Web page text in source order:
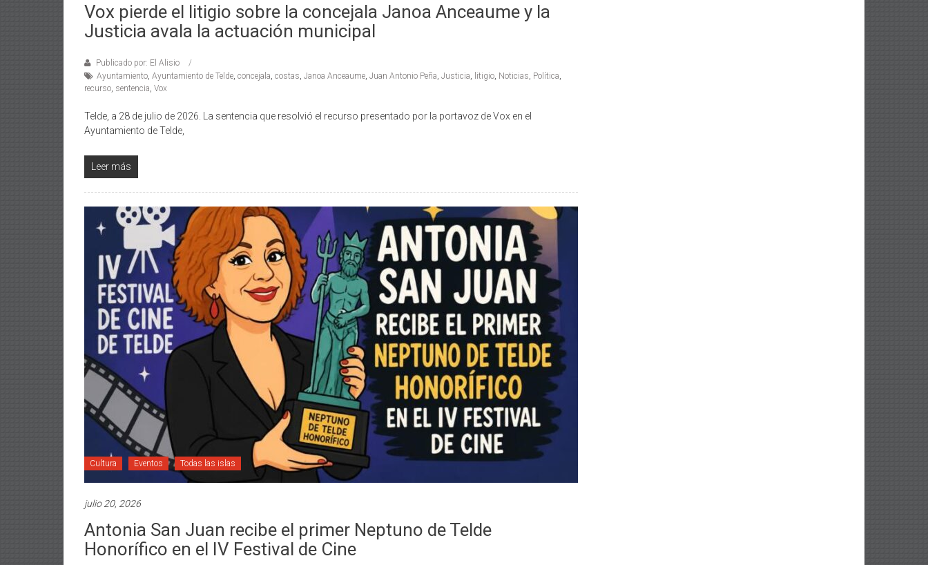
Vox pierde el litigio sobre la concejala Janoa Anceaume y la
Justicia avala la actuación municipal
Publicado por: El Alisio
Ayuntamiento, Ayuntamiento de Telde, concejala, costas, Janoa Anceaume, Juan Antonio Peña, Justicia, litigio, Noticias, Política,
recurso, sentencia, Vox
Telde, a 28 de julio de 2026. La sentencia que resolvió el recurso presentado por la portavoz de Vox en el
Ayuntamiento de Telde,
Leer más
Cultura Eventos Todas las islas
julio 20, 2026
Antonia San Juan recibe el primer Neptuno de Telde
Honorífico en el IV Festival de Cine